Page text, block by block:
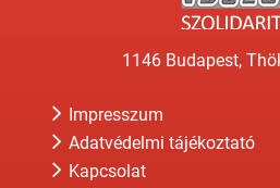
1146 Budapest,
Impresszum
Adatvédelmi tájékoztató
Kapcsolat